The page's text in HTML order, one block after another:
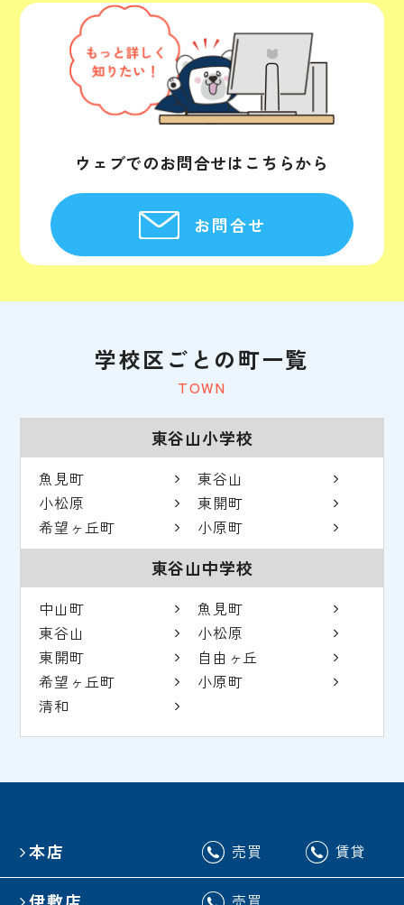
ウェブでのお問合せはこちらから
お問合せ
TOWN
学校区ごとの町一覧
東谷山小学校
魚見町
東谷山
小松原
東開町
希望ヶ丘町
小原町
東谷山中学校
中山町
魚見町
東谷山
小松原
東開町
自由ヶ丘
希望ヶ丘町
小原町
清和
本店 売買 賃貸